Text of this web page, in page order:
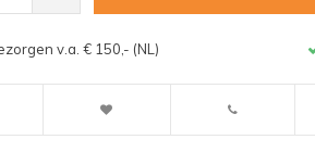
v.a. € 150,- (NL)